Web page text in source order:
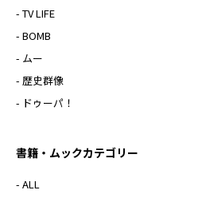
- TV LIFE
- BOMB
- ムー
- 歴史群像
- ドゥーパ！
書籍・ムックカテゴリー
- ALL